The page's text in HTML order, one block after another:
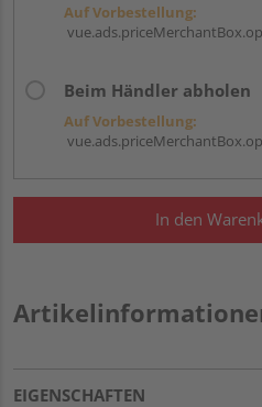
Auf Vorbestellung:
Beim Händler abholen
Auf Vorbestellung:
In den
EIGENSCHAFTEN